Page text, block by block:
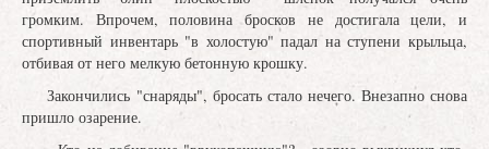
громким. Впрочем, половина бросков не достигала цели, и
спортивный инвентарь "в холостую" падал на ступени крыльца,
отбивая от него мелкую бетонную крошку.
Закончились "снаряды", бросать стало нечего. Внезапно снова
пришло озарение.